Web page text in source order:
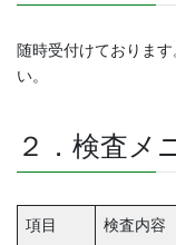
随時受付けておりま
い。
２．検査メ
項目 検査内容